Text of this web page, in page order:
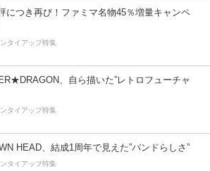
につき再び！ファミマ名物45％増量キャンペ
タイアップ特集
、自ら描いた”レトロフューチャ
タイアップ特集
HEAD、結成1周年で見えた”バンドらしさ”
タイアップ特集